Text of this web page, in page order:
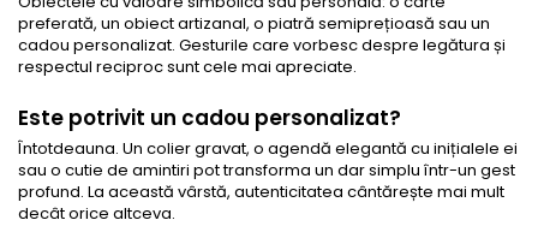
preferată, un obiect artizanal, o piatră semiprețioasă sau un
cadou personalizat. Gesturile care vorbesc despre legătura și
respectul reciproc sunt cele mai apreciate.
Este potrivit un cadou personalizat?
Întotdeauna. Un colier gravat, o agendă elegantă cu inițialele ei
sau o cutie de amintiri pot transforma un dar simplu într-un gest
profund. La această vârstă, autenticitatea cântărește mai mult
decât orice altceva.